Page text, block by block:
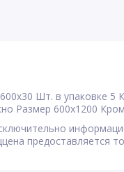
Шт. в упаковке 5
Размер 600x1200
предоставляется